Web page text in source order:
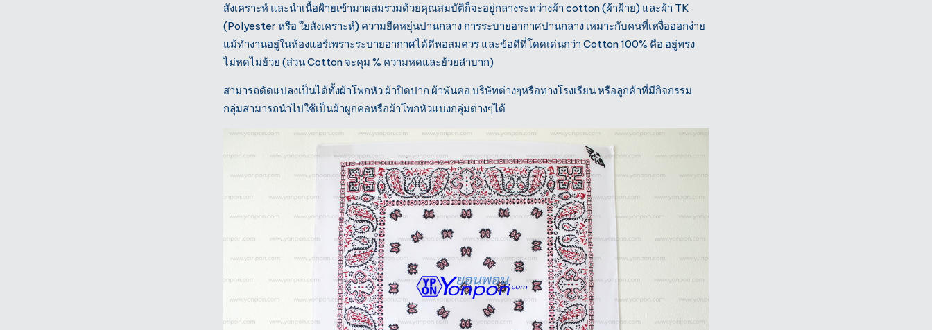
สังเคราะห์ และนำเนื้อฝ้ายเข้ามาผสมรวมด้วยคุณสมบัติก็จะอยู่กลางระหว่างผ้า cotton (ผ้าฝ้าย) และผ้า TK
(Polyester หรือ ใยสังเคราะห์) ความยืดหยุ่นปานกลาง การระบายอากาศปานกลาง เหมาะกับคนที่เหงื่อออกง่าย
แม้ทำงานอยู่ในห้องแอร์เพราะระบายอากาศได้ดีพอสมควร และข้อดีที่โดดเด่นกว่า Cotton 100% คือ อยู่ทรง
ไม่หดไม่ย้วย (ส่วน Cotton จะคุม % ความหดและย้วยลำบาก)
สามารถดัดแปลงเป็นได้ทั้งผ้าโพกหัว ผ้าปิดปาก ผ้าพันคอ บริษัทต่างๆหรือทางโรงเรียน หรือลูกค้าที่มีกิจกรรม
กลุ่มสามารถนำไปใช้เป็นผ้าผูกคอหรือผ้าโพกหัวแบ่งกลุ่มต่างๆได้